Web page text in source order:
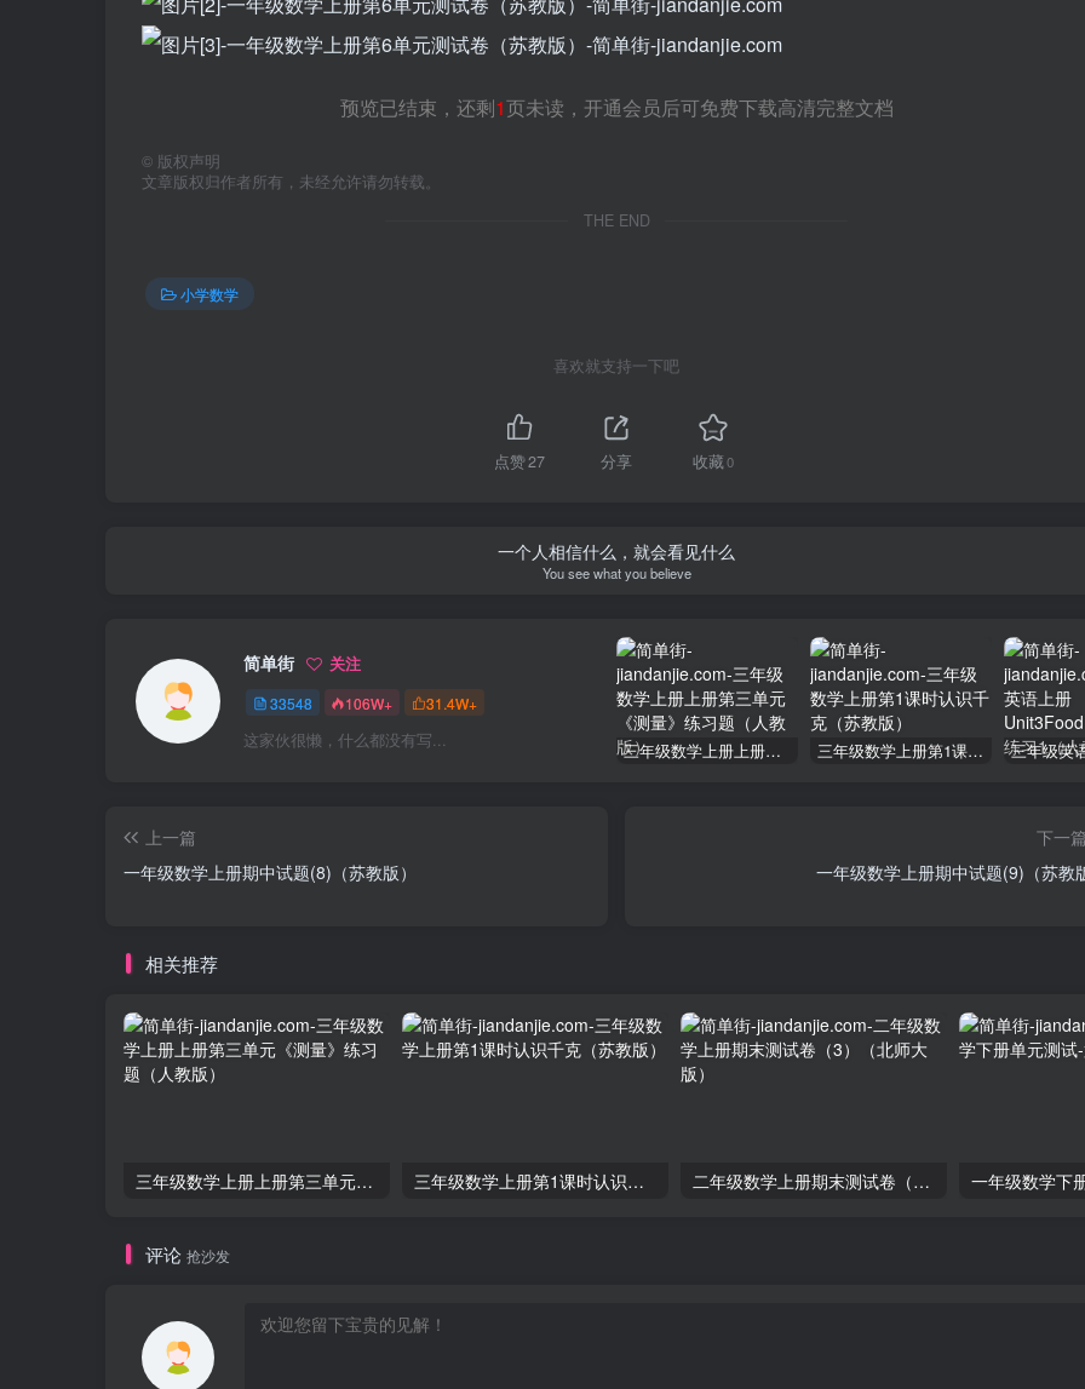
预览已结束，还剩1页未读，开通会员后可免费下载高清完整文档
© 版权声明
文章版权归作者所有，未经允许请勿转载。
THE END
小学数学
喜欢就支持一下吧
点赞27 分享 收藏0
一个人相信什么，就会看见什么
You see what you believe
简单街 关注
33548 106W+ 31.4W+
这家伙很懒，什么都没有写... 三年级数学上册上册第三单元《测量》练习题（人教版） 三年级数学上册第1课时认识千克（苏教版）
上一篇
一年级数学上册期中试题(8)（苏教版）
下一篇
一年级数学上册期中试题(9)（苏教
相关推荐
三年级数学上册上册第三单元《测量》练习题（人教版） 三年级数学上册第1课时认识千克（苏教版） 二年级数学上册期末测试卷（3）（北师大版）
评论 抢沙发